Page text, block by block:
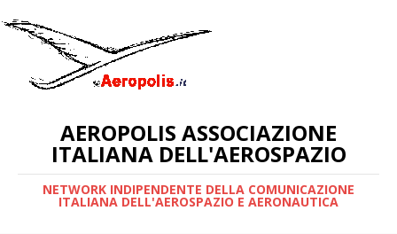
AEROPOLIS ASSOCIAZIONE
ITALIANA DELL'AEROSPAZIO
NETWORK INDIPENDENTE DELLA COMUNICAZIONE
ITALIANA DELL'AEROSPAZIO E AERONAUTICA